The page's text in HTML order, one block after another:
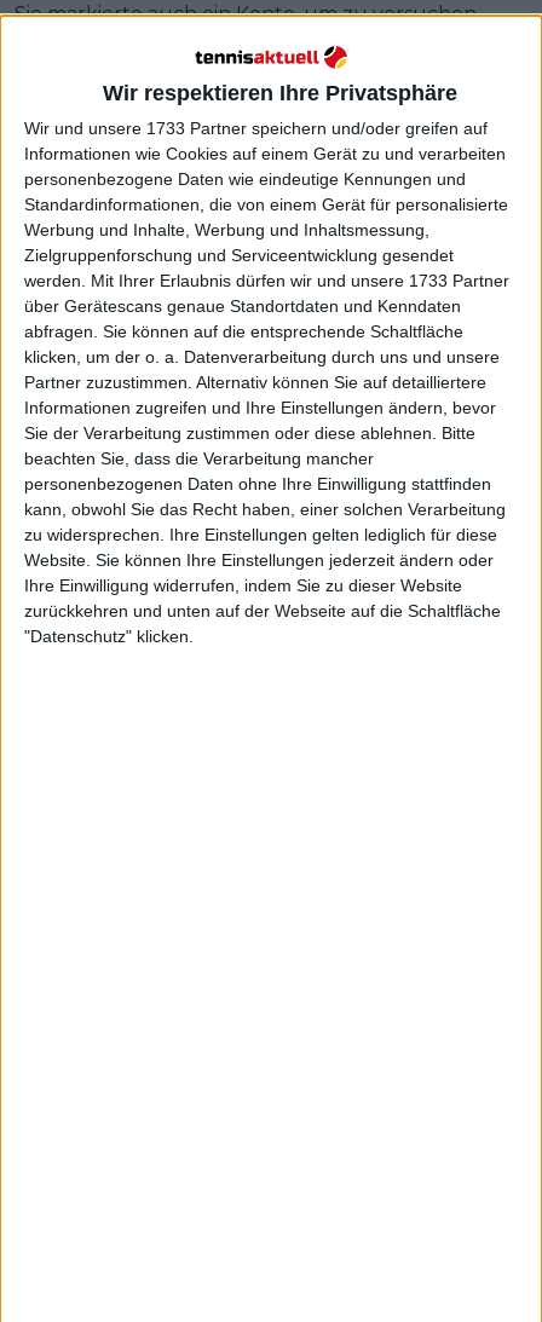
Wir respektieren Ihre Privatsphäre
Wir und unsere 1733 Partner speichern und/oder greifen auf
Informationen wie Cookies auf einem Gerät zu und verarbeiten
personenbezogene Daten wie eindeutige Kennungen und
Standardinformationen, die von einem Gerät für personalisierte
Werbung und Inhalte, Werbung und Inhaltsmessung,
Zielgruppenforschung und Serviceentwicklung gesendet
werden.
Mit Ihrer Erlaubnis dürfen wir und unsere 1733 Partner
über Gerätescans genaue Standortdaten und Kenndaten
abfragen. Sie können auf die entsprechende Schaltfläche
klicken, um der o. a. Datenverarbeitung durch uns und unsere
Partner zuzustimmen. Alternativ können Sie auf detailliertere
Informationen zugreifen und Ihre Einstellungen ändern, bevor
Sie der Verarbeitung zustimmen oder diese ablehnen.
Bitte
beachten Sie, dass die Verarbeitung mancher
personenbezogenen Daten ohne Ihre Einwilligung stattfinden
kann, obwohl Sie das Recht haben, einer solchen Verarbeitung
zu widersprechen. Ihre Einstellungen gelten lediglich für diese
Website. Sie können Ihre Einstellungen jederzeit ändern oder
Ihre Einwilligung widerrufen, indem Sie zu dieser Website
zurückkehren und unten auf der Webseite auf die Schaltfläche
"Datenschutz" klicken.
Sie markierte auch ein Konto, um zu versuchen,
mehr Informationen darüber zu erhalten, was vor
sich ging. Aber wie viele andere auch wurde ihr Spiel
für den Tag kurz darauf abgesagt.
Marta Kostyuk during the power outage on IG
🕯️pic.twitter.com/ocPanF96JL
— The Tennis Letter (@TheTennisLetter)April
28, 2025
Fans bei Stromausfall
buchstäblich im Dunkeln
gelassen
Die Fans wurden während des Stromausfalls im
wahrsten Sinne des Wortes im Dunkeln gelassen,
denn es wurden Videos geteilt, als der Strom ausfiel.
Es war stockdunkel, obwohl es in Madrid morgens
war und es draußen hell war.